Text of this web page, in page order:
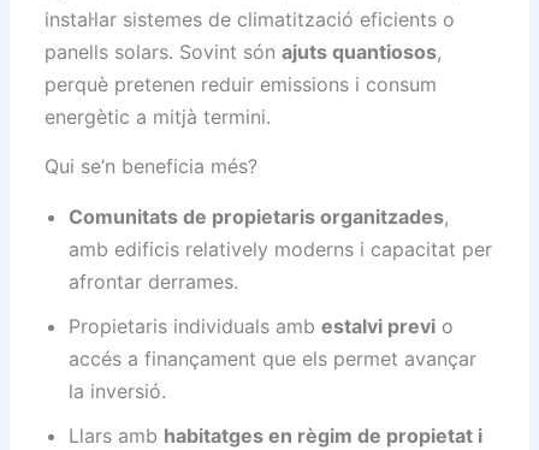
instal·lar sistemes de climatització eficients o
panells solars. Sovint sónajuts quantiosos,
perquè pretenen reduir emissions i consum
energètic a mitjà termini.
Qui se’n beneficia més?
Comunitats de propietaris organitzades,
amb edificis relatively moderns i capacitat per
afrontar derrames.
Propietaris individuals ambestalvi previ o
accés a finançament que els permet avançar
la inversió.
Llars amb habitatges en règim de propietat i